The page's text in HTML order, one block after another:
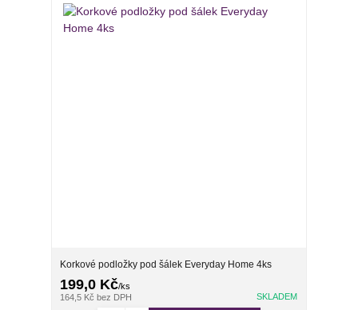
Korkové podložky pod šálek Everyday Home 4ks
199,0 Kč/ks
164,5 Kč bez DPH SKLADEM